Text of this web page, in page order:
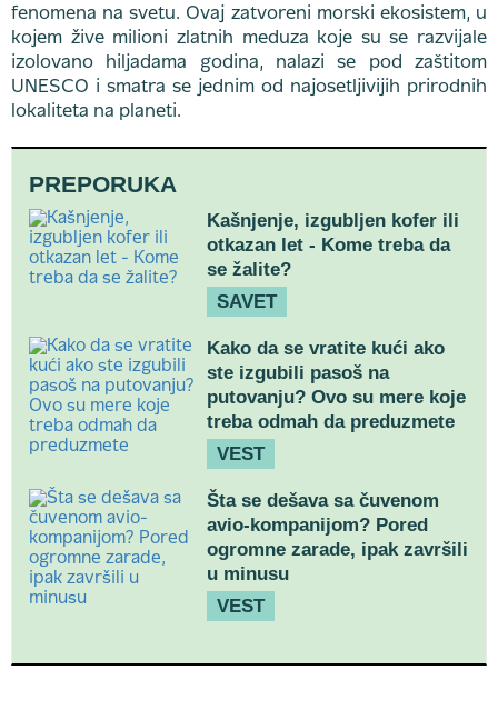
fenomena na svetu. Ovaj zatvoreni morski ekosistem, u
kojem žive milioni zlatnih meduza koje su se razvijale
izolovano hiljadama godina, nalazi se pod zaštitom
UNESCO i smatra se jednim od najosetljivijih prirodnih
lokaliteta na planeti.
PREPORUKA
Kašnjenje, izgubljen kofer ili
otkazan let - Kome treba da
se žalite?
SAVET
Kako da se vratite kući ako
ste izgubili pasoš na
putovanju? Ovo su mere koje
treba odmah da preduzmete
VEST
Šta se dešava sa čuvenom
avio-kompanijom? Pored
ogromne zarade, ipak završili
u minusu
VEST